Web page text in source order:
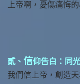
上帝啊，憂傷痛悔
貳、 信仰告白：同
我們信上帝，創造